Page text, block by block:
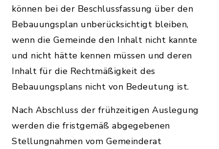
können bei der Beschlussfassung über den
Bebauungs­plan unberücksichtigt bleiben,
wenn die Gemeinde den Inhalt nicht kannte
und nicht hätte kennen müssen und deren
Inhalt für die Rechtmäßigkeit des
Bebauungsplans nicht von Bedeutung ist.
Nach Abschluss der frühzeitigen Auslegung
werden die fristgemäß abgegebenen
Stellungnahmen vom Gemeinderat